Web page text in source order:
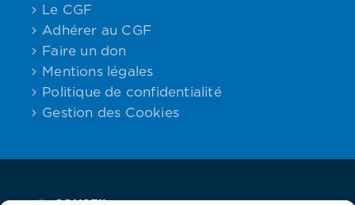
Le CGF
Adhérer au CGF
Faire un don
Mentions légales
Politique de confidentialité
Gestion des Cookies